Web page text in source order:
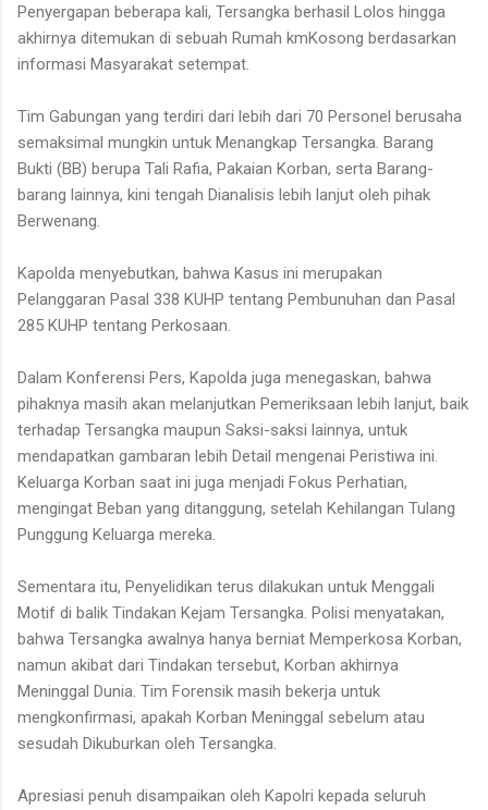
Penyergapan beberapa kali, Tersangka berhasil Lolos hingga
akhirnya ditemukan di sebuah Rumah kmKosong berdasarkan
informasi Masyarakat setempat.
Tim Gabungan yang terdiri dari lebih dari 70 Personel berusaha
semaksimal mungkin untuk Menangkap Tersangka. Barang
Bukti (BB) berupa Tali Rafia, Pakaian Korban, serta Barang-
barang lainnya, kini tengah Dianalisis lebih lanjut oleh pihak
Berwenang.
Kapolda menyebutkan, bahwa Kasus ini merupakan
Pelanggaran Pasal 338 KUHP tentang Pembunuhan dan Pasal
285 KUHP tentang Perkosaan.
Dalam Konferensi Pers, Kapolda juga menegaskan, bahwa
pihaknya masih akan melanjutkan Pemeriksaan lebih lanjut, baik
terhadap Tersangka maupun Saksi-saksi lainnya, untuk
mendapatkan gambaran lebih Detail mengenai Peristiwa ini.
Keluarga Korban saat ini juga menjadi Fokus Perhatian,
mengingat Beban yang ditanggung, setelah Kehilangan Tulang
Punggung Keluarga mereka.
Sementara itu, Penyelidikan terus dilakukan untuk Menggali
Motif di balik Tindakan Kejam Tersangka. Polisi menyatakan,
bahwa Tersangka awalnya hanya berniat Memperkosa Korban,
namun akibat dari Tindakan tersebut, Korban akhirnya
Meninggal Dunia. Tim Forensik masih bekerja untuk
mengkonfirmasi, apakah Korban Meninggal sebelum atau
sesudah Dikuburkan oleh Tersangka.
Apresiasi penuh disampaikan oleh Kapolri kepada seluruh